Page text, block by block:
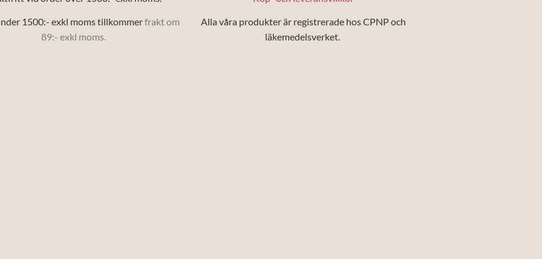
1500:- exkl moms tillkommerfrakt om
89:- exkl moms.
Alla våra produkter är registrerade hos CPNP och
läkemedelsverket.